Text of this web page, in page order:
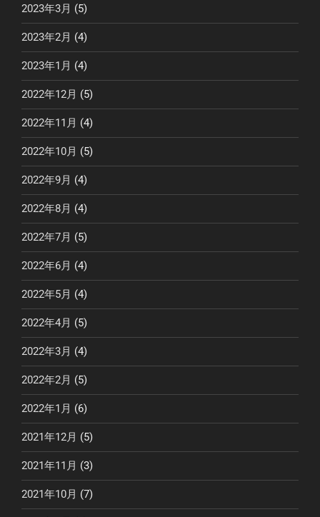
2023年3月 (5)
2023年2月 (4)
2023年1月 (4)
2022年12月 (5)
2022年11月 (4)
2022年10月 (5)
2022年9月 (4)
2022年8月 (4)
2022年7月 (5)
2022年6月 (4)
2022年5月 (4)
2022年4月 (5)
2022年3月 (4)
2022年2月 (5)
2022年1月 (6)
2021年12月 (5)
2021年11月 (3)
2021年10月 (7)